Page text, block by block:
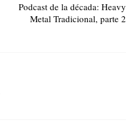
Podcast de la década: Heavy
Metal Tradicional, parte 2